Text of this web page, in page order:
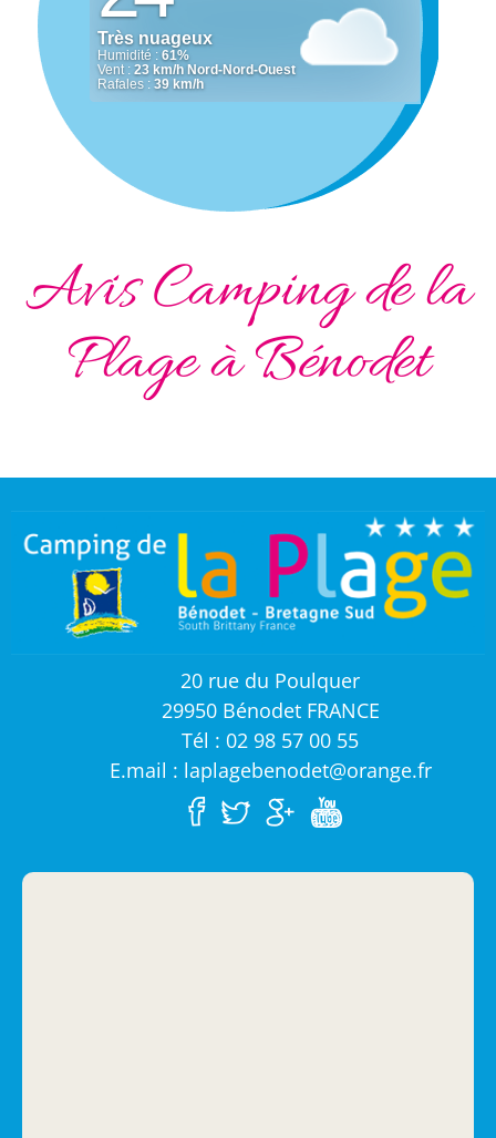
Avis Camping de la
Plage à Bénodet
20 rue du Poulquer
29950 Bénodet FRANCE
Tél : 02 98 57 00 55
E.mail : laplagebenodet@orange.fr